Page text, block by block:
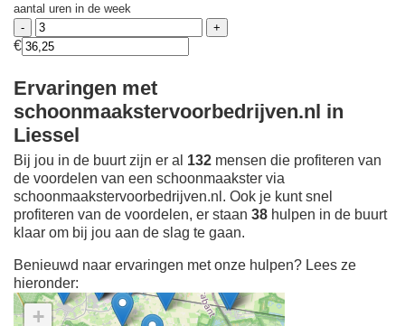
aantal uren in de week
€
Ervaringen met
schoonmaakstervoorbedrijven.nl in
Liessel
Bij jou in de buurt zijn er al 132 mensen die profiteren van
de voordelen van een schoonmaakster via
schoonmaakstervoorbedrijven.nl. Ook je kunt snel
profiteren van de voordelen, er staan 38 hulpen in de buurt
klaar om bij jou aan de slag te gaan.
Benieuwd naar ervaringen met onze hulpen? Lees ze
hieronder:
+